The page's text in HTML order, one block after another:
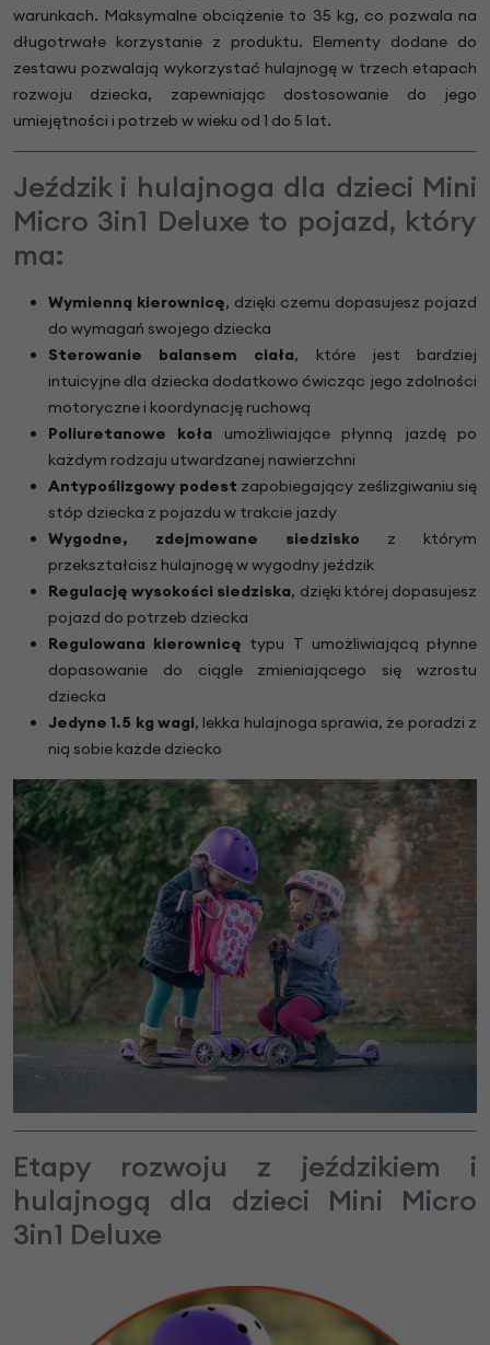
warunkach. Maksymalne obciążenie to 35 kg, co pozwala na
długotrwałe korzystanie z produktu. Elementy dodane do
zestawu pozwalają wykorzystać hulajnogę w trzech etapach
rozwoju dziecka, zapewniając dostosowanie do jego
umiejętności i potrzeb w wieku od 1 do 5 lat.
Jeździk i hulajnoga dla dzieci Mini
Micro 3in1 Deluxe to pojazd, który
ma:
Wymienną kierownicę, dzięki czemu dopasujesz pojazd
do wymagań swojego dziecka
Sterowanie balansem ciała, które jest bardziej
intuicyjne dla dziecka dodatkowo ćwicząc jego zdolności
motoryczne i koordynację ruchową
Poliuretanowe koła umożliwiające płynną jazdę po
każdym rodzaju utwardzanej nawierzchni
Antypoślizgowy podest zapobiegający ześlizgiwaniu się
stóp dziecka z pojazdu w trakcie jazdy
Wygodne, zdejmowane siedzisko z którym
przekształcisz hulajnogę w wygodny jeździk
Regulację wysokości siedziska, dzięki której dopasujesz
pojazd do potrzeb dziecka
Regulowana kierownicę typu T umożliwiającą płynne
dopasowanie do ciągle zmieniającego się wzrostu
dziecka
Jedyne 1.5 kg wagi, lekka hulajnoga sprawia, że poradzi z
nią sobie każde dziecko
Etapy rozwoju z jeździkiem i
hulajnogą dla dzieci Mini Micro
3in1 Deluxe